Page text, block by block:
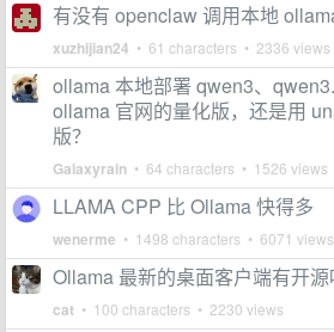
有没有 openclaw 调用本地
xuzhijian24 • 61 characters • 2336 views
ollama 本地部署 qwen3、
ollama 官网的量化版，还是用
版？
Galaxyrain • 64 characters • 1526 views
LLAMA CPP 比 Ollama 快得多
wenerme • 1498 characters • 6071 views
Ollama 最新的桌面客户端有开源
cat • 100 characters • 2230 views